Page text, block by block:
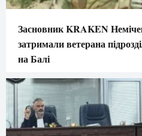
Засновник KRAKEN
затримали ветерана
на Балі